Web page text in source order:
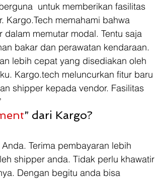
untuk memberikan fasilitas
Kargo.Tech memahami bahwa
memutar modal. Tentu saja
bakar dan perawatan kendaraan.
lebih cepat yang disediakan oleh
Kargo.tech meluncurkan fitur baru
shipper kepada vendor. Fasilitas
” dari Kargo?
Terima pembayaran lebih
shipper anda. Tidak perlu khawatir
Dengan begitu anda bisa